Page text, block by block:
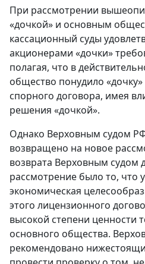
При рассмотрении
«дочкой» и основным
кассационный суды
акционерами «дочки»
полагая, что в
общество понудило
спорного договора, имея
решения «дочкой».
Однако Верховным судом
возвращено на новое
возврата Верховным судом
рассмотрение было то, что
экономическая
этого лицензионного
высокой степени ценности
основного общества.
рекомендовано